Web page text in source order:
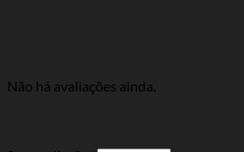
Não há avaliações ainda.